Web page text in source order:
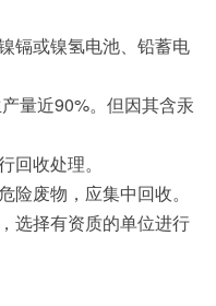
镉或镍氢电池、铅蓄电
量近90%。但因其含汞
收处理。
废物，应集中回收。
选择有资质的单位进行